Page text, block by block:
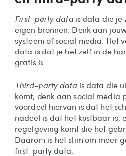
First-party datais data die je
eigen bronnen. Denk aan
systeem of social media. Het
data is dat je het zelf in de
gratis is.
Third-party data is data die
komt, denk aan social media
voordeel hiervan is dat het
nadeel is dat het kostbaar is,
regelgeving komt die het
Daarom is het slim om meer
first-party data.